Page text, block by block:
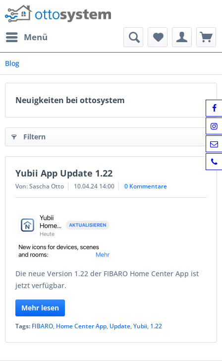
Menü
Blog
Neuigkeiten bei ottosystem
Filtern
Yubii App Update 1.22
Von: Sascha Otto 10.04.24 14:00 0 Kommentare
Die neue Version 1.22 der FIBARO Home Center App ist
jetzt verfügbar.
Mehr lesen
Tags: FIBARO, Home Center App, Update,Yubii, 1.22